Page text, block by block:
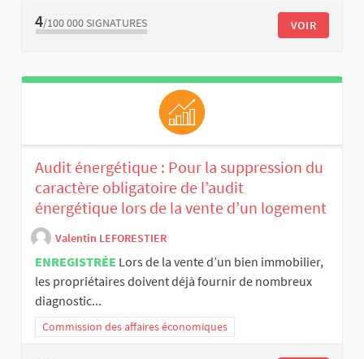
4/100 000 SIGNATURES VOIR
Audit énergétique : Pour la suppression du
caractère obligatoire de l’audit
énergétique lors de la vente d’un logement
Valentin LEFORESTIER
ENREGISTRÉE Lors de la vente d’un bien immobilier,
les propriétaires doivent déjà fournir de nombreux
diagnostic...
Commission des affaires économiques